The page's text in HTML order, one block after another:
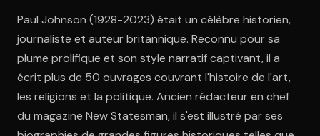
Paul Johnson (1928-2023) était un célèbre historien,
journaliste et auteur britannique. Reconnu pour sa
plume prolifique et son style narratif captivant, il a
écrit plus de 50 ouvrages couvrant l'histoire de l'art,
les religions et la politique. Ancien rédacteur en chef
du magazine New Statesman, il s'est illustré par ses